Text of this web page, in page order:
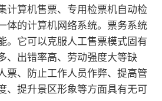
计算机售票、专用检票机自动检
体的计算机网络系统。票务系统
。它可以克服人工售票模式固有
、出错率高、劳动强度大等缺
票、防止工作人员作弊、提高管
、提升景区形象等方面具有无可